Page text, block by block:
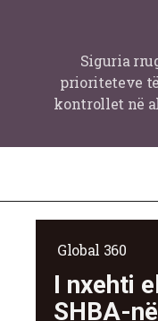
Siguria
prioriteteve
kontrollet në
Global 360
I nxehti
SHBA-